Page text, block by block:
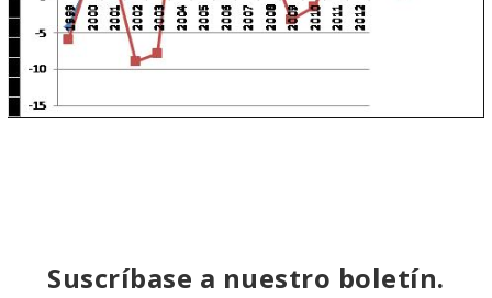
Suscríbase a nuestro boletín.